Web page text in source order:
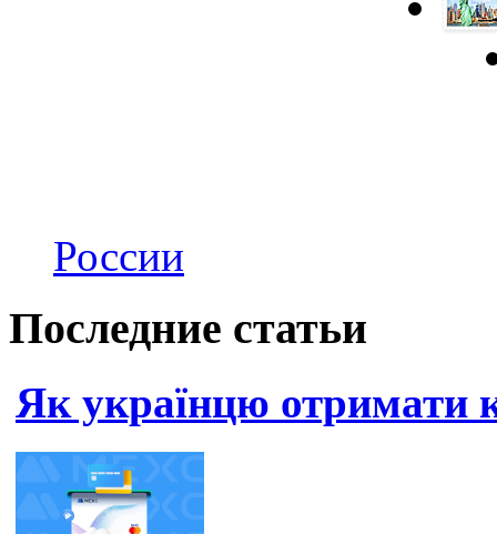
России
Последние статьи
Як українцю отримати